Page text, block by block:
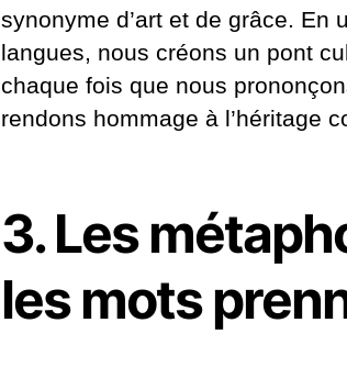
synonyme d’art et de grâce. En
langues, nous créons un pont
chaque fois que nous
rendons hommage à l’héritage
3. Les
les mots